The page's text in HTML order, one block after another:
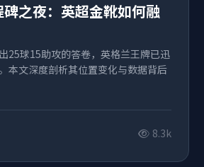
之夜：英超金靴如何融
25球15助攻的答卷，英格兰王牌已迅
本文深度剖析其位置变化与数据背后
8.3k